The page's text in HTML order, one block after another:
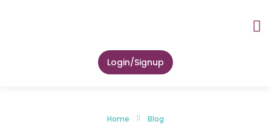
Login/Signup
Home Blog